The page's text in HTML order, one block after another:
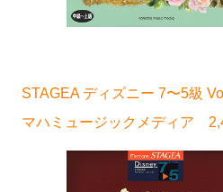
STAGEA ディズニー 7〜5級
マハミュージックメディア